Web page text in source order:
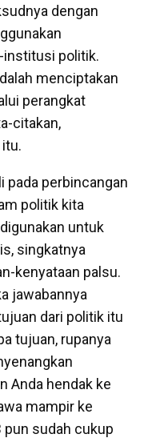
dengan
institusi politik.
menciptakan
perangkat
citakan,
pada perbincangan
politik kita
untuk
singkatnya
kenyataan palsu.
jawabannya
dari politik itu
tujuan, rupanya
Anda hendak ke
mampir ke
sudah cukup